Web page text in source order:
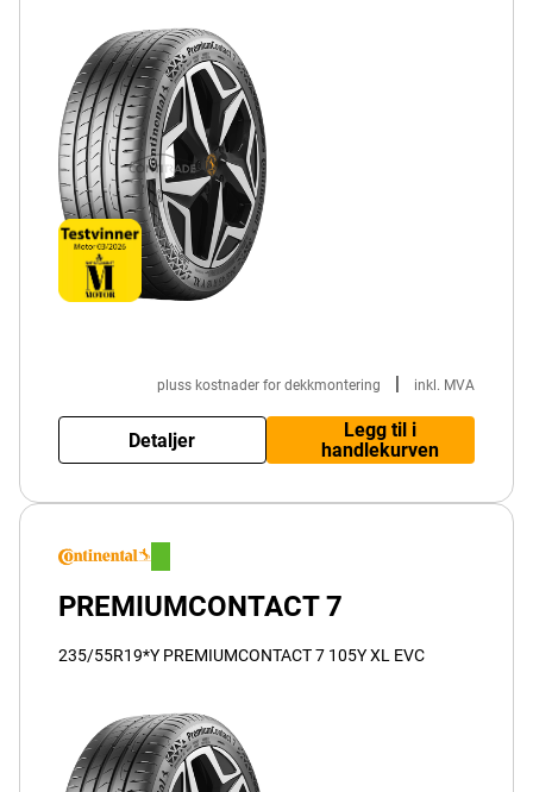
pluss kostnader for dekkmontering | inkl. MVA
Detaljer
Legg til i
handlekurven
PREMIUMCONTACT 7
235/55R19*Y PREMIUMCONTACT 7 105Y XL EVC